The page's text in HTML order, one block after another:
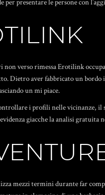
per presentare le persone con
verso rimessa Erotilink
Dietro aver fabbricato un
un mi piace.
i profili nelle vicinanze,
giacche la analisi gratuita
mezzi termini durante far